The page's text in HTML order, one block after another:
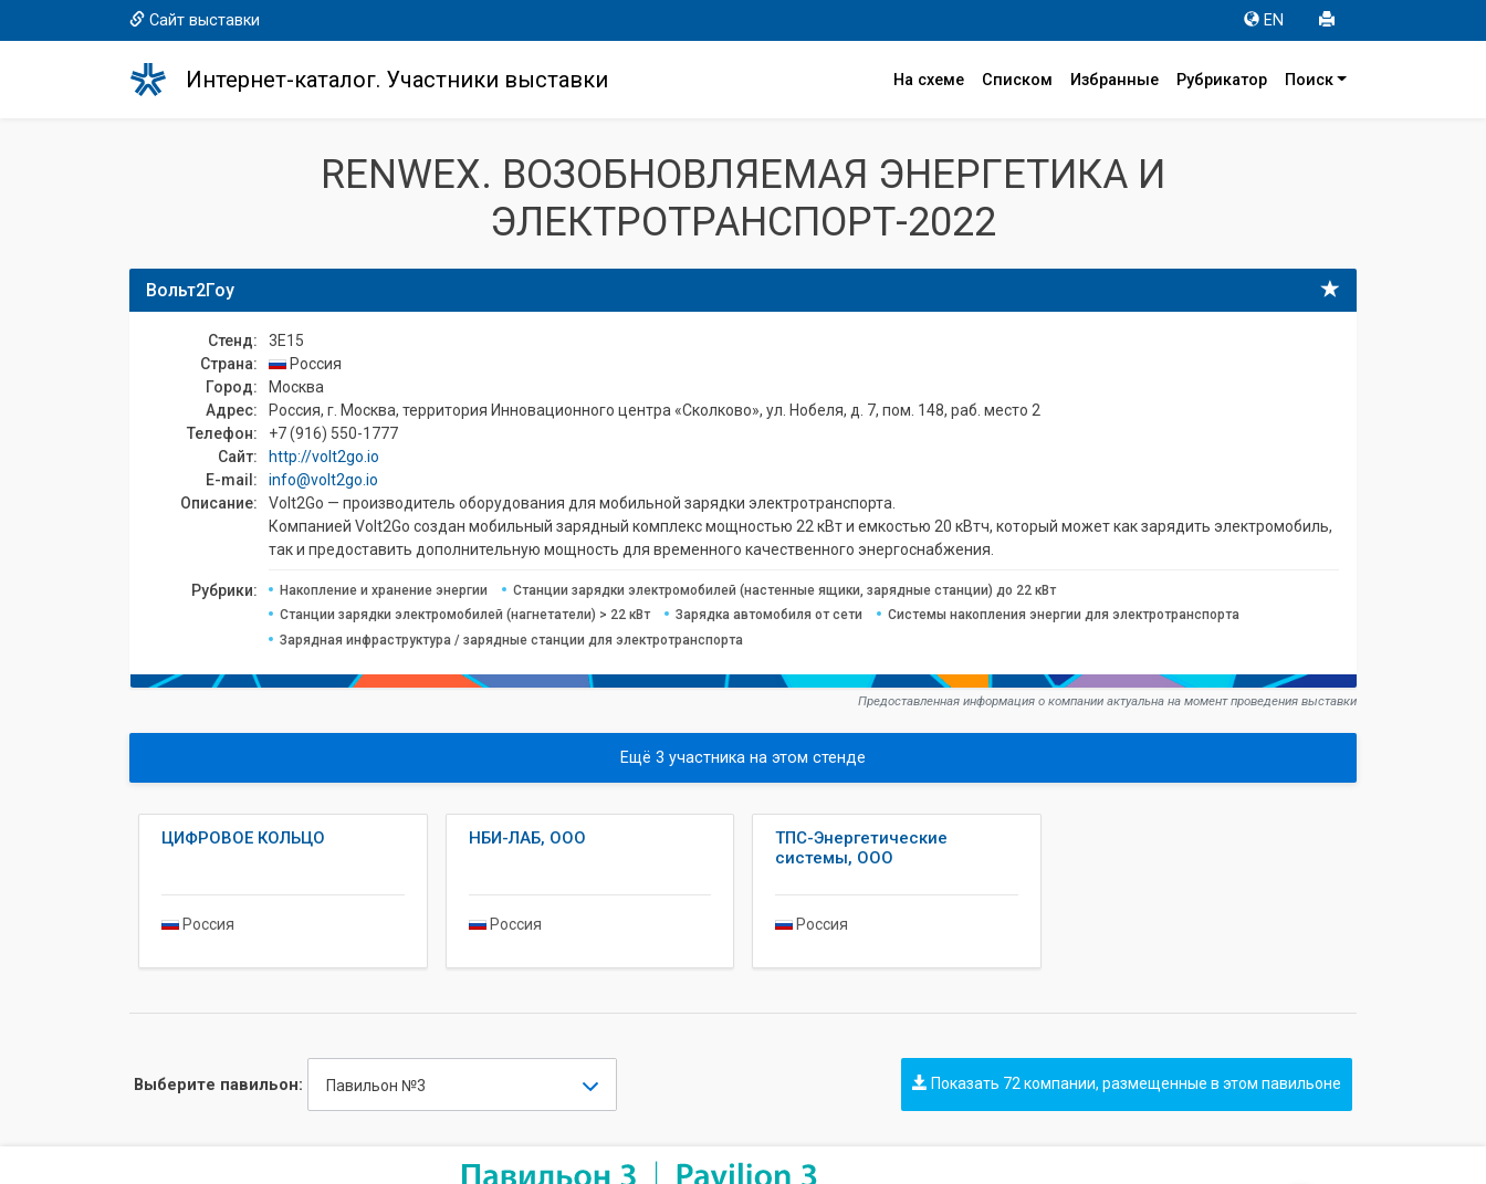
Сайт выставки EN
Интернет-каталог. Участники выставки На схеме Списком Избранные Рубрикатор Поиск
RENWEX. ВОЗОБНОВЛЯЕМАЯ ЭНЕРГЕТИКА И
ЭЛЕКТРОТРАНСПОРТ-2022
Вольт2Гоу
Стенд:
3E15
Страна:
Россия
Город:
Москва
Адрес:
Россия, г. Москва, территория Инновационного центра «Сколково», ул. Нобеля, д. 7, пом. 148, раб. место 2
Телефон:
+7 (916) 550-1777
Сайт:
http://volt2go.io
E-mail:
info@volt2go.io
Описание:
Volt2Go — производитель оборудования для мобильной зарядки электротранспорта.
Компанией Volt2Go создан мобильный зарядный комплекс мощностью 22 кВт и емкостью 20 кВтч, который может как зарядить электромобиль,
так и предоставить дополнительную мощность для временного качественного энергоснабжения.
Рубрики: Накопление и хранение энергии
Станции зарядки электромобилей (настенные ящики, зарядные станции) до 22 кВт
Станции зарядки электромобилей (нагнетатели) > 22 кВт
Зарядка автомобиля от сети
Системы накопления энергии для электротранспорта
Зарядная инфраструктура / зарядные станции для электротранспорта
Предоставленная информация о компании актуальна на момент проведения выставки
Ещё 3 участника на этом стенде
ЦИФРОВОЕ КОЛЬЦО
Россия
НБИ-ЛАБ, ООО
Россия
ТПС-Энергетические
системы, ООО
Россия
Выберите павильон: Павильон №3 Показать 72 компании, размещенные в этом павильоне